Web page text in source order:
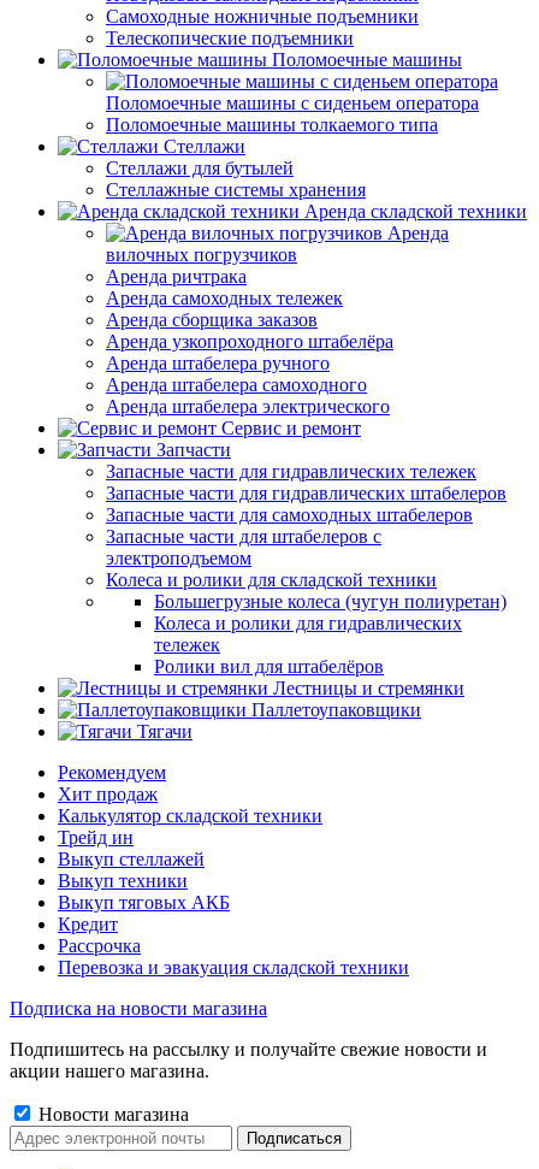
Самоходные ножничные подъемники
Телескопические подъемники
Поломоечные машины
Поломоечные машины с сиденьем оператора
Поломоечные машины толкаемого типа
Стеллажи
Стеллажи для бутылей
Стеллажные системы хранения
Аренда складской техники
Аренда
вилочных погрузчиков
Аренда ричтрака
Аренда самоходных тележек
Аренда сборщика заказов
Аренда узкопроходного штабелёра
Аренда штабелера ручного
Аренда штабелера самоходного
Аренда штабелера электрического
Сервис и ремонт
Запчасти
Запасные части для гидравлических тележек
Запасные части для гидравлических штабелеров
Запасные части для самоходных штабелеров
Запасные части для штабелеров с
электроподъемом
Колеса и ролики для складской техники
Большегрузные колеса (чугун полиуретан)
Колеса и ролики для гидравлических
тележек
Ролики вил для штабелёров
Лестницы и стремянки
Паллетоупаковщики
Тягачи
Рекомендуем
Хит продаж
Калькулятор складской техники
Трейд ин
Выкуп стеллажей
Выкуп техники
Выкуп тяговых АКБ
Кредит
Рассрочка
Перевозка и эвакуация складской техники
Подписка на новости магазина
Подпишитесь на рассылку и получайте свежие новости и
акции нашего магазина.
Новости магазина